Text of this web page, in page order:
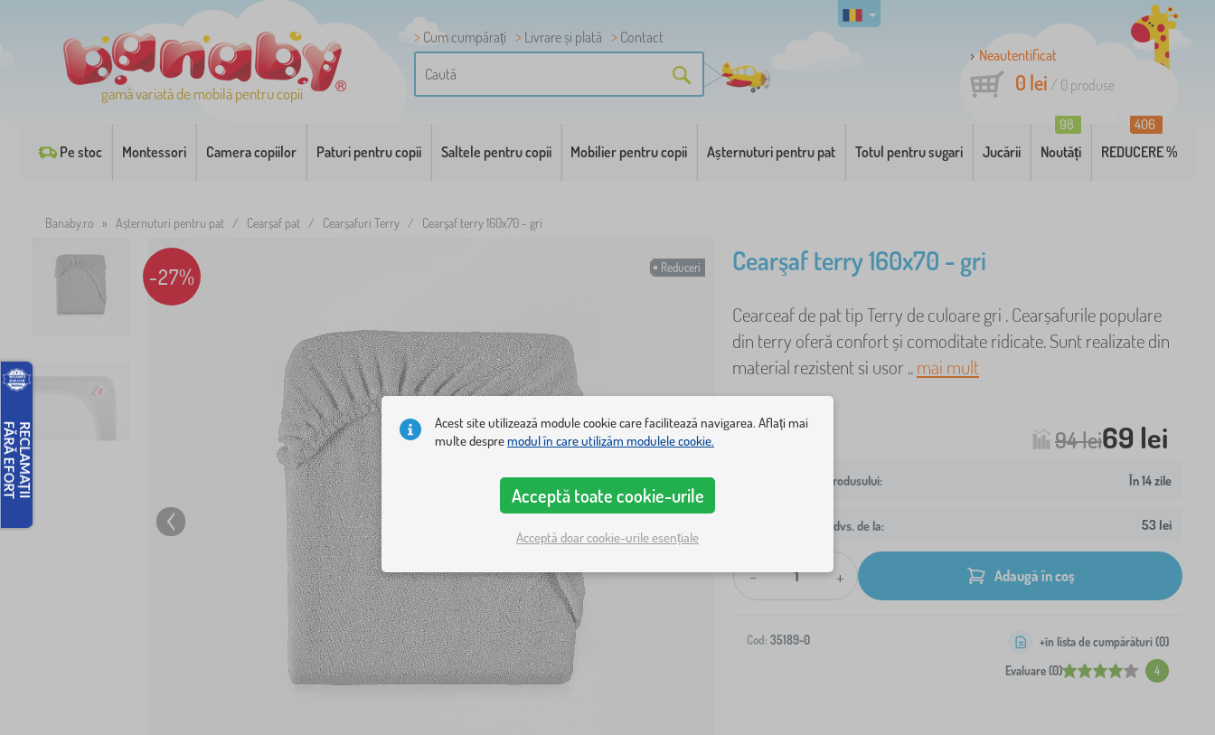
gamă variată de mobilă pentru copii
Cum cumpărați Livrare și plată
Contact
Neautentificat
0 lei / 0 produse
Pe stoc Montessori Camera copiilor Paturi pentru copii Saltele pentru copii Mobilier pentru copii Așternuturi pentru pat Totul pentru sugari Jucării Noutăți
98
REDUCERE %
406
Banaby.ro » Așternuturi pentru pat / Cearșaf pat / Cearșafuri Terry / Cearşaf terry 160x70 - gri
Reduceri
-27% Cearşaf terry 160x70 - gri
Cearceaf de pat tip Terry de culoare gri . Cearșafurile populare
din terry oferă confort și comoditate ridicate. Sunt realizate din
material rezistent si usor ..mai mult
94 lei69 lei
În 14 zile
Livrare la adresa dvs. de la: 53 lei
- + Adaugă în coș
Cod: 35189-0
Evaluare (0) 4
+în lista de cumpărături (0)
Acest site utilizează module cookie care facilitează navigarea. Aflați mai
multe despremodul în care utilizăm modulele cookie.
Acceptă toate cookie-urile
Acceptă doar cookie-urile esențiale